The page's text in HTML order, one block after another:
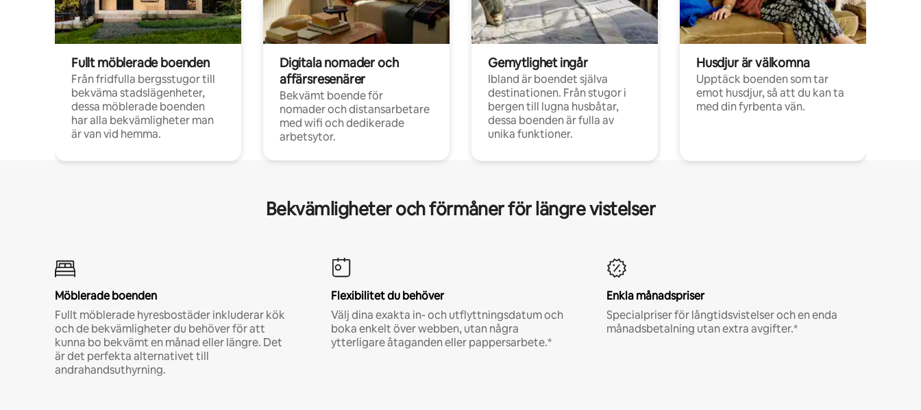
Fullt möblerade boenden
Från fridfulla bergsstugor till
bekväma stadslägenheter,
dessa möblerade boenden
har alla bekvämligheter man
är van vid hemma.
Digitala nomader och
affärsresenärer
Bekvämt boende för
nomader och distansarbetare
med wifi och dedikerade
arbetsytor.
Gemytlighet ingår
Ibland är boendet själva
destinationen. Från stugor i
bergen till lugna husbåtar,
dessa boenden är fulla av
unika funktioner.
Husdjur är välkomna
Upptäck boenden som tar
emot husdjur, så att du kan ta
med din fyrbenta vän.
Bekvämligheter och förmåner för längre vistelser
Möblerade boenden
Fullt möblerade hyresbostäder inkluderar kök
och de bekvämligheter du behöver för att
kunna bo bekvämt en månad eller längre. Det
är det perfekta alternativet till
andrahandsuthyrning.
Flexibilitet du behöver
Välj dina exakta in- och utflyttningsdatum och
boka enkelt över webben, utan några
ytterligare åtaganden eller pappersarbete.*
Enkla månadspriser
Specialpriser för långtidsvistelser och en enda
månadsbetalning utan extra avgifter.*